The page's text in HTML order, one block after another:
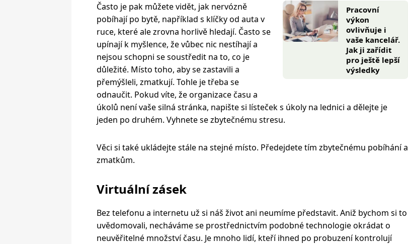
Pracovní
výkon
ovlivňuje i
vaše kancelář.
Jak ji zařídit
pro ještě lepší
výsledky
Často je pak můžete vidět, jak nervózně
pobíhají po bytě, například s klíčky od auta v
ruce, které ale zrovna horlivě hledají. Často se
upínají k myšlence, že vůbec nic nestíhají a
nejsou schopni se soustředit na to, co je
důležité. Místo toho, aby se zastavili a
přemýšleli, zmatkují. Tohle je třeba se
odnaučit. Pokud víte, že organizace času a
úkolů není vaše silná stránka, napište si lísteček s úkoly na lednici a dělejte je
jeden po druhém. Vyhnete se zbytečnému stresu.
Věci si také ukládejte stále na stejné místo. Předejdete tím zbytečnému pobíhání a
zmatkům.
Virtuální zásek
Bez telefonu a internetu už si náš život ani neumíme představit. Aniž bychom si to
uvědomovali, necháváme se prostřednictvím podobné technologie okrádat o
neuvěřitelné množství času. Je mnoho lidí, kteří ihned po probuzení kontrolují